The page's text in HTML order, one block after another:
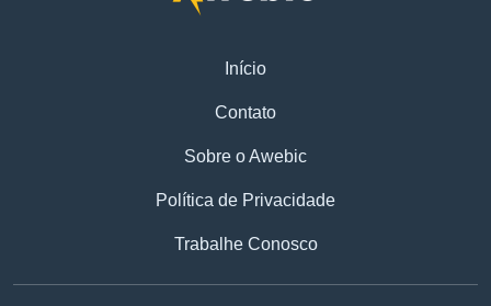
Início
Contato
Sobre o Awebic
Política de Privacidade
Trabalhe Conosco